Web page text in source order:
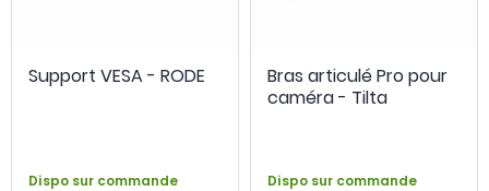
Support VESA - RODE
Dispo sur commande
Bras articulé Pro pour
caméra - Tilta
Dispo sur commande